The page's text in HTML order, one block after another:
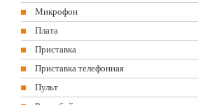
Микрофон
Плата
Приставка
Приставка телефонная
Пульт